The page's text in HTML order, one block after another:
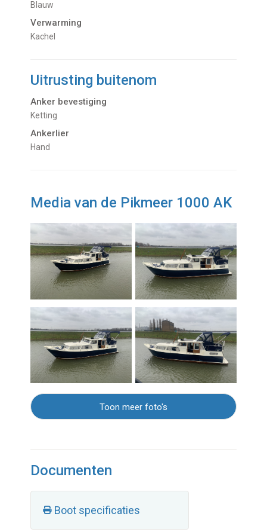
Blauw
Verwarming
kachel
Uitrusting buitenom
Anker bevestiging
Ketting
Ankerlier
Hand
Media van de Pikmeer 1000 AK
Toon meer foto's
Documenten
Boot specificaties